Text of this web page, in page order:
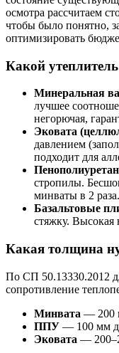
осмотра рассчитаем
чтобы было понятно,
оптимизировать
Какой
Минеральная
лучшее
негорючая,
Эковата
давлением
подходит для
стропилы.
минваты в 2
Базальтовые
стяжку. Высокая
Какая толщина
По СП 50.13330.2012
сопротивление
Минвата — 200
ППУ — 100 мм
Эковата —